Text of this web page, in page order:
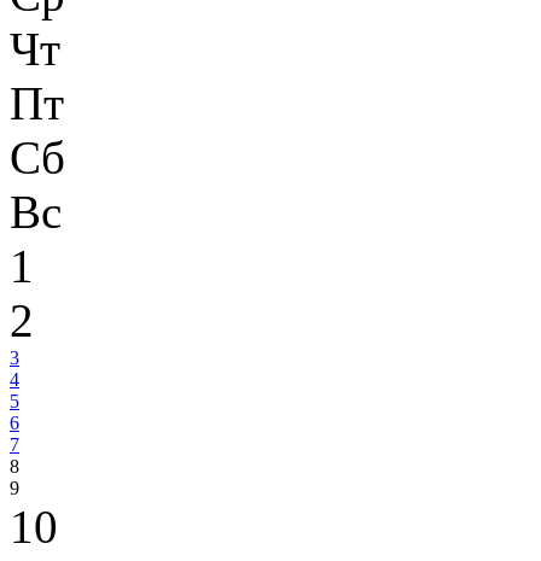
Чт
Пт
Сб
Вс
1
2
3
4
5
6
7
8
9
10